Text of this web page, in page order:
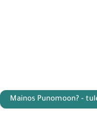
Mainos Punomoon? -